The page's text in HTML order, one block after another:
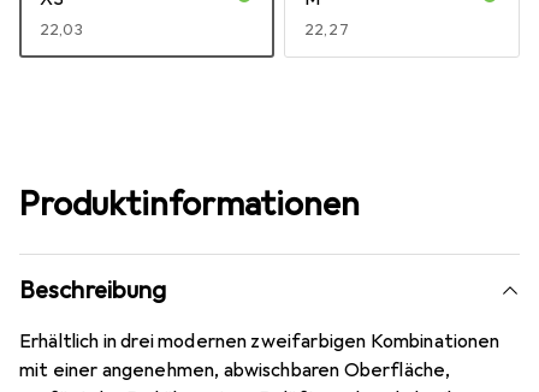
EUR
22,03 EUR
22,27
Produktinformationen
Beschreibung
Erhältlich in drei modernen zweifarbigen Kombinationen
mit einer angenehmen, abwischbaren Oberfläche,